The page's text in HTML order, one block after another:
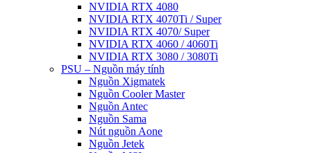
NVIDIA RTX 4080
NVIDIA RTX 4070Ti / Super
NVIDIA RTX 4070/ Super
NVIDIA RTX 4060 / 4060Ti
NVIDIA RTX 3080 / 3080Ti
PSU – Nguồn máy tính
Nguồn Xigmatek
Nguồn Cooler Master
Nguồn Antec
Nguồn Sama
Nút nguồn Aone
Nguồn Jetek